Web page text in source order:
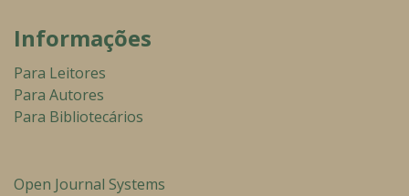
Informações
Para Leitores
Para Autores
Para Bibliotecários
Open Journal Systems